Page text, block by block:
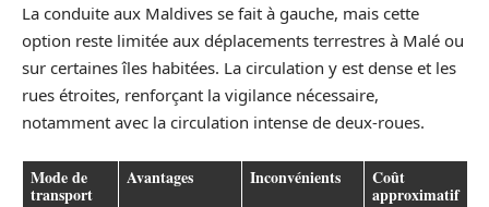
La conduite aux Maldives se fait à gauche, mais cette
option reste limitée aux déplacements terrestres à Malé ou
sur certaines îles habitées. La circulation y est dense et les
rues étroites, renforçant la vigilance nécessaire,
notamment avec la circulation intense de deux-roues.
Mode de
transport
Avantages Inconvénients Coût
approximatif